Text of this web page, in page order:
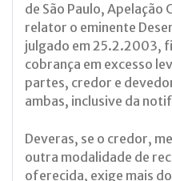
de São Paulo,
relator o eminente
julgado em 25.2.2003,
cobrança em excesso
partes, credor e
ambas, inclusive da
Deveras, se o credor,
outra modalidade de
oferecida, exige mais